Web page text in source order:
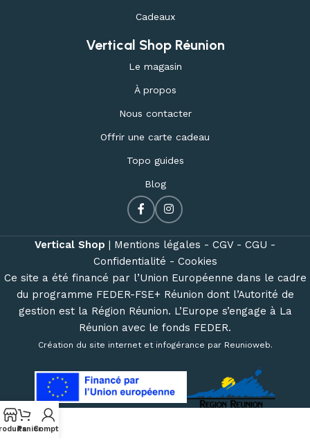
Cadeaux
Vertical Shop Réunion
Le magasin
À propos
Nous contacter
Offrir une carte cadeau
Topo guides
Blog
Vertical Shop Mentions légales - CGV - CGU -
Confidentialité - Cookies
Ce site a été financé par l’Union Européenne dans le cadre
du programme FEDER-FSE+ Réunion dont l’Autorité de
gestion est la Région Réunion. L’Europe s’engage à La
Réunion avec le fonds FEDER.
Création du site internet et infogérance par Reunioweb.
PanierCompte